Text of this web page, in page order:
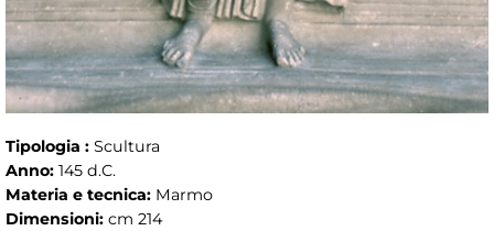
Tipologia : Scultura
Anno: 145 d.C.
Materia e tecnica: Marmo
Dimensioni: cm 214